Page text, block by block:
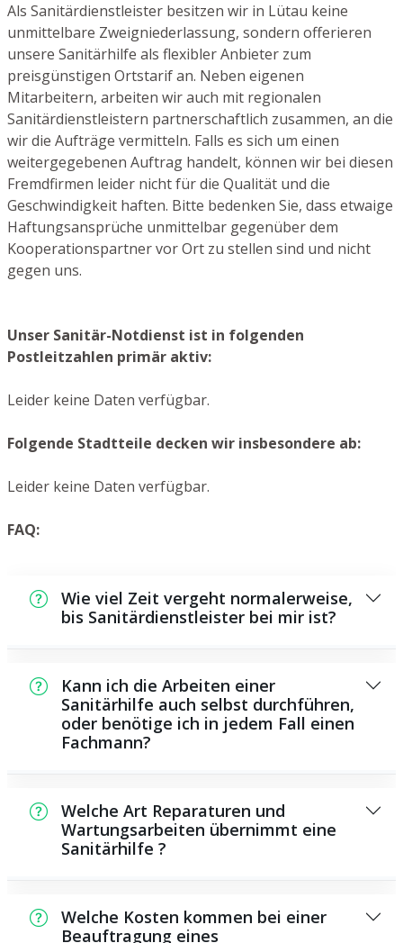
Als Sanitärdienstleister besitzen wir in Lütau keine
unmittelbare Zweigniederlassung, sondern offerieren
unsere Sanitärhilfe als flexibler Anbieter zum
preisgünstigen Ortstarif an. Neben eigenen
Mitarbeitern, arbeiten wir auch mit regionalen
Sanitärdienstleistern partnerschaftlich zusammen, an die
wir die Aufträge vermitteln. Falls es sich um einen
weitergegebenen Auftrag handelt, können wir bei diesen
Fremdfirmen leider nicht für die Qualität und die
Geschwindigkeit haften. Bitte bedenken Sie, dass etwaige
Haftungsansprüche unmittelbar gegenüber dem
Kooperationspartner vor Ort zu stellen sind und nicht
gegen uns.
Unser Sanitär-Notdienst ist in folgenden
Postleitzahlen primär aktiv:
Leider keine Daten verfügbar.
Folgende Stadtteile decken wir insbesondere ab:
Leider keine Daten verfügbar.
FAQ:
Wie viel Zeit vergeht normalerweise,
bis Sanitärdienstleister bei mir ist?
Zeit an der Schadensstelle sein. Dies hängt
unter anderem von der Auftragslage zu
diesem Zeitraum ab und von der
Verkehrssituation und der Entfernung zu
Kann ich die Arbeiten einer
Sanitärhilfe auch selbst durchführen,
oder benötige ich in jedem Fall einen
Fachmann?
Wartungsarbeiten, die Sie eigenständig
ausführen können, zum Beispiel die
Anwendung von Rohrreinigungsmitteln aus
Einsatz von speziellem Werkzeug oder
umfangreichem Wissen erfordern, besser
Welche Art Reparaturen und
Wartungsarbeiten übernimmt eine
Sanitärhilfe ?
Vielzahl von Instandsetzungen und
Wartungsarbeiten, darunter die Installation
Welche Kosten kommen bei einer
Beauftragung eines